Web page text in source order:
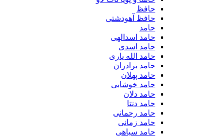
حافظ
حافظ آهودشتی
حامد
حامد اسدالهی
حامد اسدی
حامد الله یاری
حامد برادران
حامد پهلان
حامد خوشابی
حامد دلان
حامد دنتا
حامد رحمانی
حامد زمانی
حامد سیاهی